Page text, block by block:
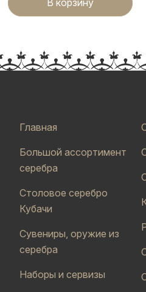
В корзину
Главная
Большой ассортимент
серебра
Столовое серебро
Кубачи
Сувениры, оружие из
серебра
Наборы и сервизы